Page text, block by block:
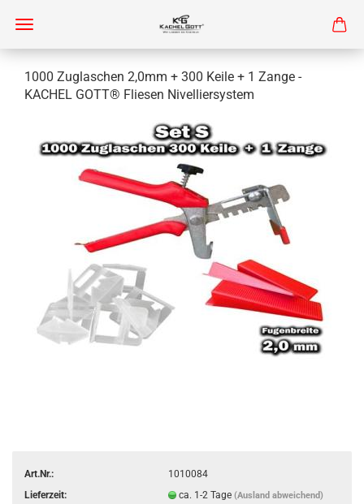
1000 Zuglaschen 2,0mm + 300 Keile + 1 Zange -
KACHEL GOTT® Fliesen Nivelliersystem
Art.Nr.:
1010084
Lieferzeit:
ca. 1-2 Tage (Ausland abweichend)